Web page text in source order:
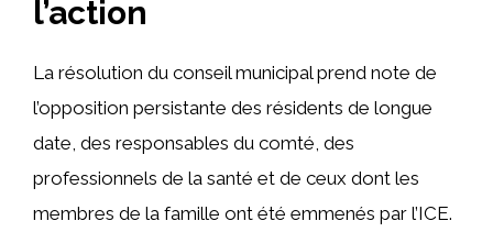
l’action
La résolution du conseil municipal prend note de
l’opposition persistante des résidents de longue
date, des responsables du comté, des
professionnels de la santé et de ceux dont les
membres de la famille ont été emmenés par l’ICE.